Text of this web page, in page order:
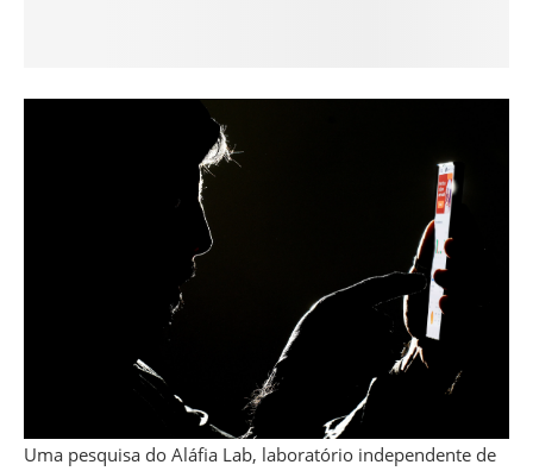
Uma pesquisa do Aláfia Lab, laboratório independente de